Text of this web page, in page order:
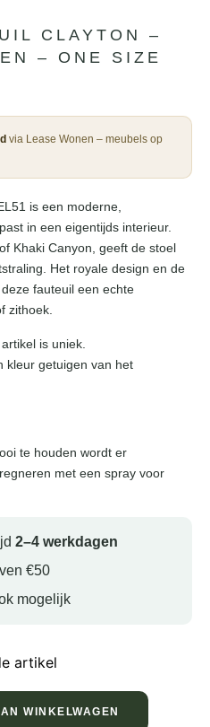
CLAYTON –
– ONE SIZE
via Lease Wonen – meubels op
is een moderne,
in een eigentijds interieur.
Khaki Canyon, geeft de stoel
Het royale design en de
fauteuil een echte
zithoek.
is uniek.
kleur getuigen van het
te houden wordt er
met een spray voor
2–4 werkdagen
€50
mogelijk
artikel
WINKELWAGEN